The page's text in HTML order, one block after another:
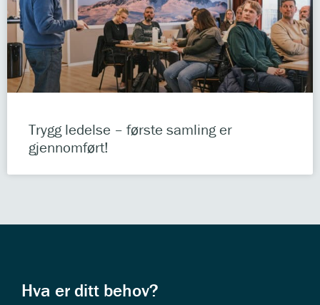
Trygg ledelse – første samling er
gjennomført!
Hva er ditt behov?